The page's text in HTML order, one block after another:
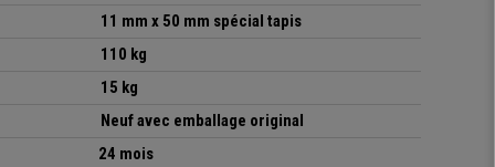
11 mm x 50 mm spécial tapis
110 kg
15 kg
Neuf avec emballage original
24 mois